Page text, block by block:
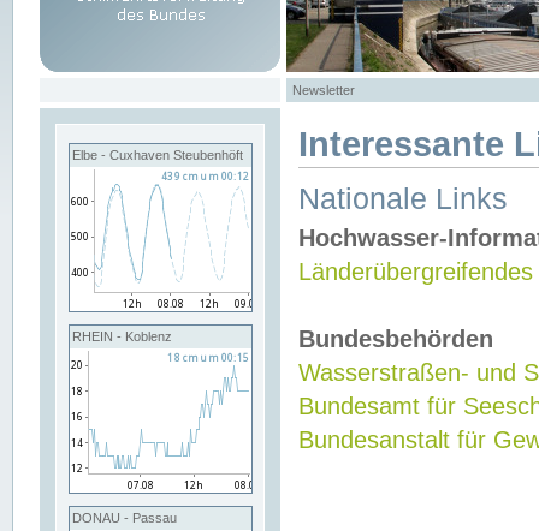
Newsletter
Elbe - Cuxhaven Steubenhöft
RHEIN - Koblenz
DONAU - Passau
Interessante
Nationale Links
Hochwasser-
Bundesbehörden
Wasserstraßen- und
Bundesamt für
Bundesanstalt für